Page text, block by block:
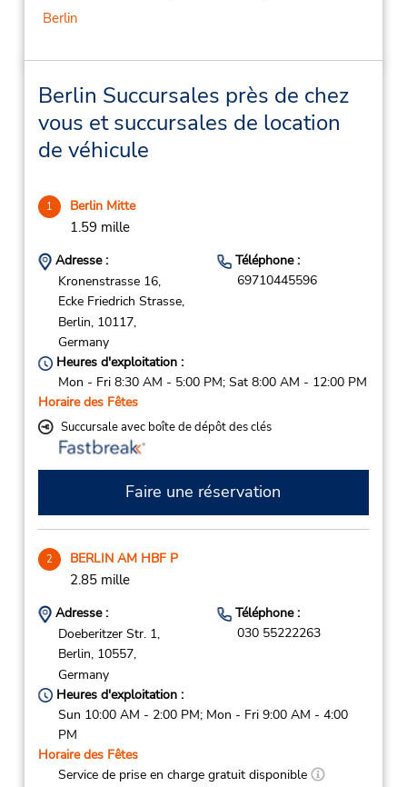
Berlin
Berlin Succursales près de chez
vous et succursales de location
de véhicule
1 Berlin Mitte
1.59 mille
Adresse :
Kronenstrasse 16,
Ecke Friedrich Strasse,
Berlin, 10117,
Germany
Téléphone :
69710445596
Heures d'exploitation :
Mon - Fri 8:30 AM - 5:00 PM; Sat 8:00 AM - 12:00 PM
Horaire des Fêtes
Succursale avec boîte de dépôt des clés
Faire une réservation
2 BERLIN AM HBF P
2.85 mille
Adresse :
Doeberitzer Str. 1,
Berlin, 10557,
Germany
Téléphone :
030 55222263
Heures d'exploitation :
Sun 10:00 AM - 2:00 PM; Mon - Fri 9:00 AM - 4:00
PM
Horaire des Fêtes
Service de prise en charge gratuit disponible